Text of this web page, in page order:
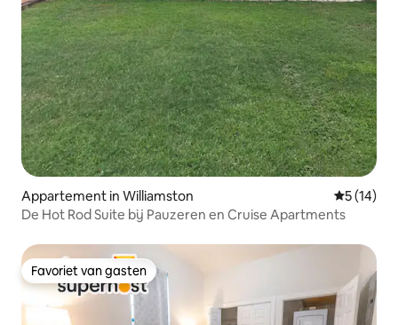
Appartement in Williamston
5 (14)
De Hot Rod Suite bij Pauzeren en Cruise Apartments
Favoriet van gasten
Favoriet van gasten